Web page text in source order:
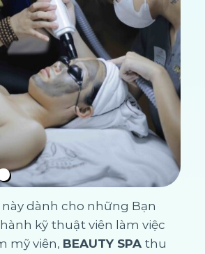
này dành cho những Bạn
kỹ thuật viên làm việc
mỹ viên, BEAUTY SPAthu